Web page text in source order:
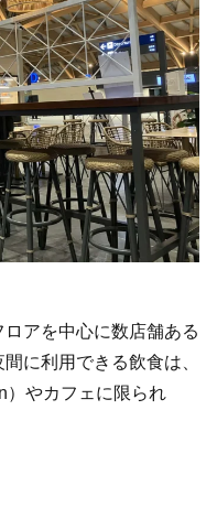
アを中心に数店舗ある
に利用できる飲食は、
）やカフェに限られ